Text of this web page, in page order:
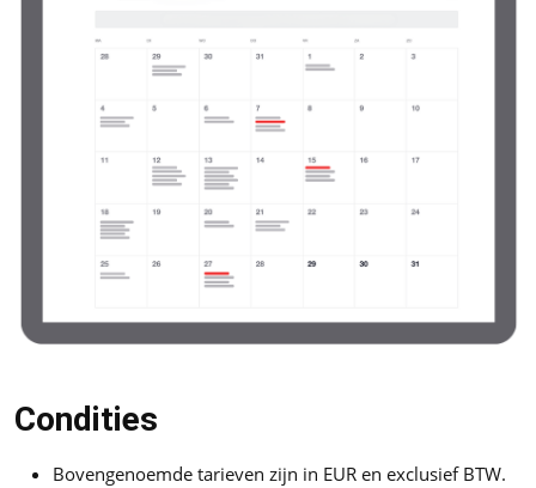
Condities
Bovengenoemde tarieven zijn in EUR en exclusief BTW.